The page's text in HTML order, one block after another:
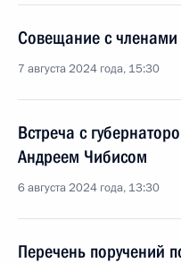
Совещание с членами
7 августа 2024 года, 15:30
Встреча с
Андреем Чибисом
6 августа 2024 года, 13:30
Перечень поручений